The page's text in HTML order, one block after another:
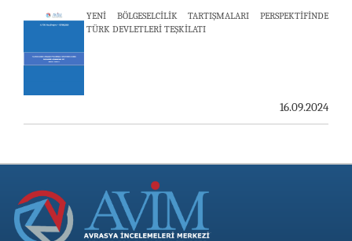
25.06.2026
YENİ BÖLGESELCİLİK TARTIŞMALARI PERSPEKTİFİNDE
TÜRK DEVLETLERİ TEŞKİLATI
16.09.2024